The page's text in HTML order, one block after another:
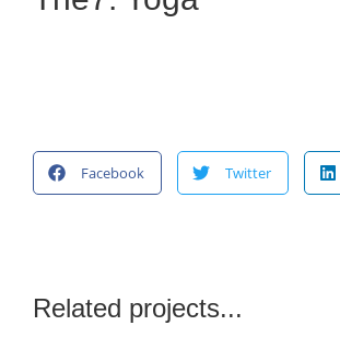
Facebook Twitter
Related projects...